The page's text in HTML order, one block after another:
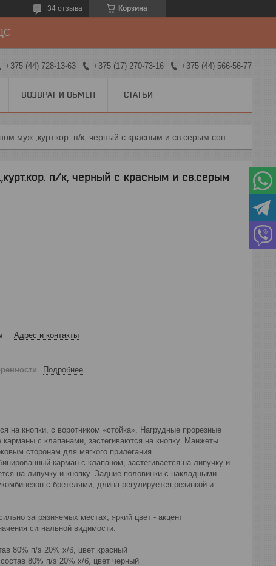
Корзина
34 отзыва
+375 (44) 728-13-63 +375 (17) 270-73-16 +375 (44) 566-56-77
ВОЗВРАТ И ОБМЕН СТАТЬИ
п/к, черный с красным и св.серым
Адрес и контакты
Подробнее
на кнопки, с воротником «стойка». Нагрудные прорезные
с клапанами, застегиваются на кнопку. Манжеты
сторонам для мягкого прилегания.
карман с клапаном, застегивается на липучку и
на липучку и кнопку. Задние половинки с накладными
с бретелями, длина регулируется резинкой и
загрязняемых местах, яркий цвет - акцент
сигнальной видимости.
80% п/э 20% х/б, цвет красный
80% п/э 20% х/б, цвет черный